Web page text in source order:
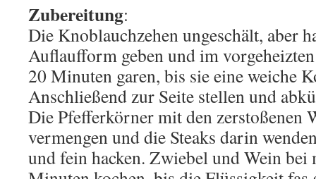
Zubereitung:
Die Knoblauchzehen ungeschält, aber
Auflaufform geben und im
20 Minuten garen, bis sie eine weiche
Anschließend zur Seite stellen und
Die Pfefferkörner mit den zerstoßenen
vermengen und die Steaks darin
und fein hacken. Zwiebel und Wein